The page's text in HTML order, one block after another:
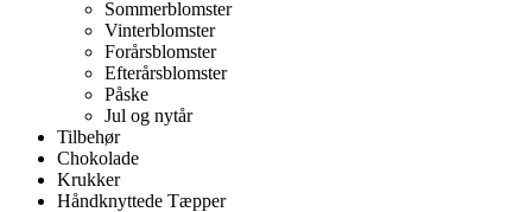
Sommerblomster
Vinterblomster
Forårsblomster
Efterårsblomster
Påske
Jul og nytår
Tilbehør
Chokolade
Krukker
Håndknyttede Tæpper